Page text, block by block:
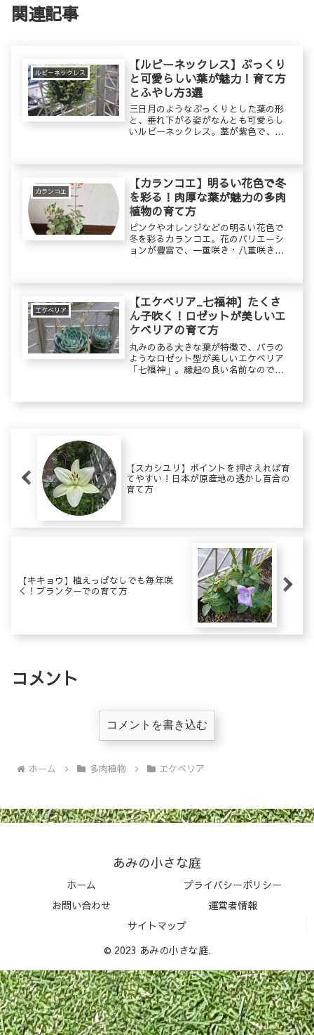
関連記事
ルビーネックレス
【ルビーネックレス】ぷっくり
と可愛らしい葉が魅力！育て方
とふやし方3選
三日月のようなぷっくりとした葉の形
と、垂れ下がる姿がなんとも可愛らし
いルビーネックレス。茎が紫色で、秋
かせ、花も楽しませてくれます。
カランコエ
【カランコエ】明るい花色で冬
を彩る！肉厚な葉が魅力の多肉
植物の育て方
ピンクやオレンジなどの明るい花色で
冬を彩るカランコエ。花のバリエーシ
ョンが豊富で、一重咲き・八重咲き・
した葉も魅力です。水やりの頻度が少
なくても元気に育ち、病害虫にも強い
ため、丈夫で育てやすい多肉植物で
す。
エケベリア
【エケベリア_七福神】たくさ
ん子吹く！ロゼットが美しいエ
ケベリアの育て方
丸みのある大きな葉が特徴で、バラの
ようなロゼット型が美しいエケベリア
「七福神」。縁起の良い名前なので、
も可愛らしい姿を見せてくれます。
【スカシユリ】ポイントを押さえれば育
てやすい！日本が原産地の透かし百合の
育て方
【キキョウ】植えっぱなしでも毎年咲
く！プランターでの育て方
コメント
コメントを書き込む
ホーム 多肉植物 エケベリア
あみの小さな庭
ホーム
プライバシーポリシー
お問い合わせ
運営者情報
サイトマップ
© 2023 あみの小さな庭.